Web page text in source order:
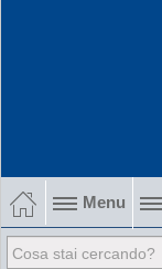
Menu
1902-1915 Gli